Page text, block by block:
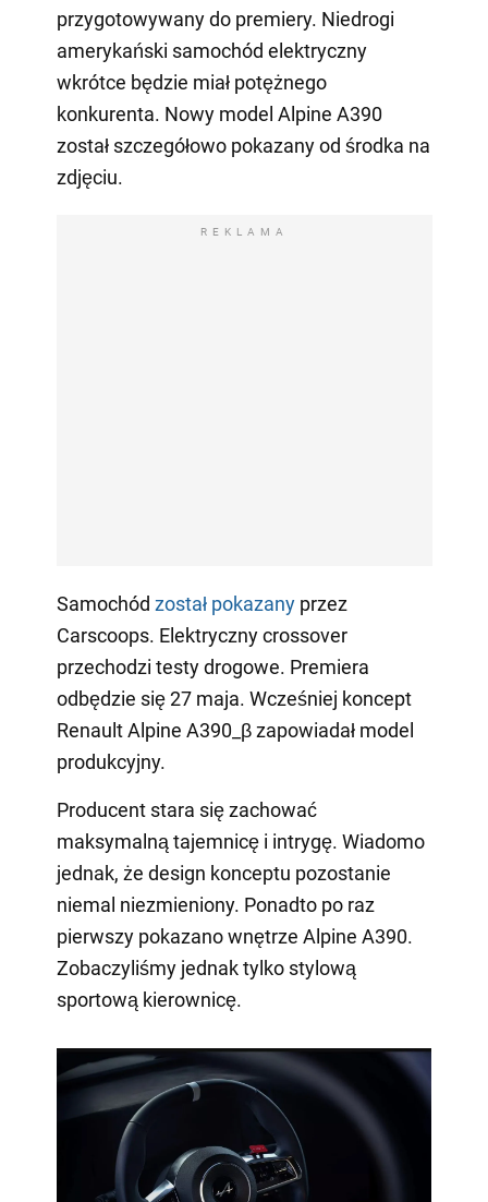
przygotowywany do premiery. Niedrogi
amerykański samochód elektryczny
wkrótce będzie miał potężnego
konkurenta. Nowy model Alpine A390
został szczegółowo pokazany od środka na
zdjęciu.
REKLAMA
Samochód został pokazanyprzez
Carscoops. Elektryczny crossover
przechodzi testy drogowe. Premiera
odbędzie się 27 maja. Wcześniej koncept
Renault Alpine A390_β zapowiadał model
produkcyjny.
Producent stara się zachować
maksymalną tajemnicę i intrygę. Wiadomo
jednak, że design konceptu pozostanie
niemal niezmieniony. Ponadto po raz
pierwszy pokazano wnętrze Alpine A390.
Zobaczyliśmy jednak tylko stylową
sportową kierownicę.